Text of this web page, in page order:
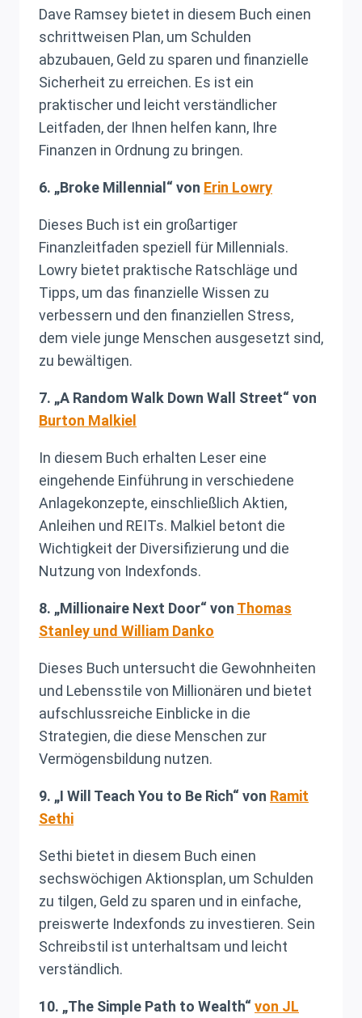
Dave Ramsey bietet in diesem Buch einen
schrittweisen Plan, um Schulden
abzubauen, Geld zu sparen und finanzielle
Sicherheit zu erreichen. Es ist ein
praktischer und leicht verständlicher
Leitfaden, der Ihnen helfen kann, Ihre
Finanzen in Ordnung zu bringen.
6. „Broke Millennial“ von Erin Lowry
Dieses Buch ist ein großartiger
Finanzleitfaden speziell für Millennials.
Lowry bietet praktische Ratschläge und
Tipps, um das finanzielle Wissen zu
verbessern und den finanziellen Stress,
dem viele junge Menschen ausgesetzt sind,
zu bewältigen.
7. „A Random Walk Down Wall Street“ von
Burton Malkiel
In diesem Buch erhalten Leser eine
eingehende Einführung in verschiedene
Anlagekonzepte, einschließlich Aktien,
Anleihen und REITs. Malkiel betont die
Wichtigkeit der Diversifizierung und die
Nutzung von Indexfonds.
8. „Millionaire Next Door“ von Thomas
Stanley und William Danko
Dieses Buch untersucht die Gewohnheiten
und Lebensstile von Millionären und bietet
aufschlussreiche Einblicke in die
Strategien, die diese Menschen zur
Vermögensbildung nutzen.
9. „I Will Teach You to Be Rich“ von Ramit
Sethi
Sethi bietet in diesem Buch einen
sechswöchigen Aktionsplan, um Schulden
zu tilgen, Geld zu sparen und in einfache,
preiswerte Indexfonds zu investieren. Sein
Schreibstil ist unterhaltsam und leicht
verständlich.
10. „The Simple Path to Wealth“ von JL